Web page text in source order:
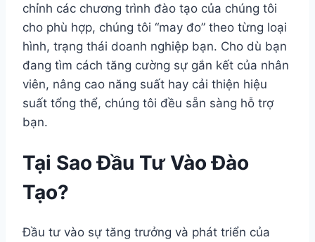
chỉnh các chương trình đào tạo của chúng tôi
cho phù hợp, chúng tôi “may đo” theo từng loại
hình, trạng thái doanh nghiệp bạn. Cho dù bạn
đang tìm cách tăng cường sự gắn kết của nhân
viên, nâng cao năng suất hay cải thiện hiệu
suất tổng thể, chúng tôi đều sẵn sàng hỗ trợ
bạn.
Tại Sao Đầu Tư Vào Đào
Tạo?
Đầu tư vào sự tăng trưởng và phát triển của